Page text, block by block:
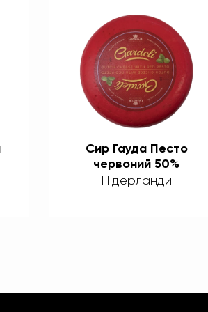
Сир Гауда Песто
червоний 50%
Нідерланди